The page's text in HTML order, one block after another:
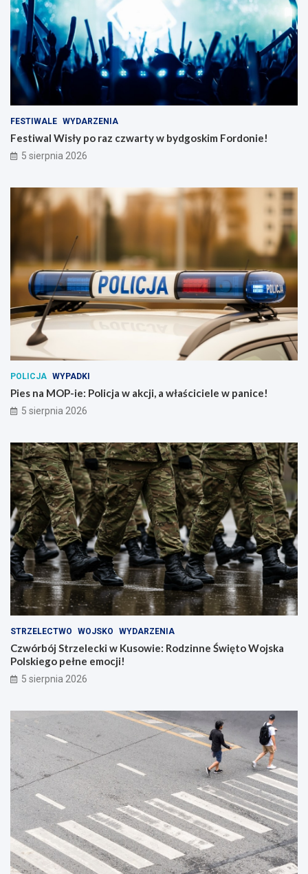
FESTIWALE WYDARZENIA
Festiwal Wisły po raz czwarty w bydgoskim Fordonie!
5 sierpnia 2026
POLICJA WYPADKI
Pies na MOP-ie: Policja w akcji, a właściciele w panice!
5 sierpnia 2026
STRZELECTWO WOJSKO WYDARZENIA
Czwórbój Strzelecki w Kusowie: Rodzinne Święto Wojska
Polskiego pełne emocji!
5 sierpnia 2026